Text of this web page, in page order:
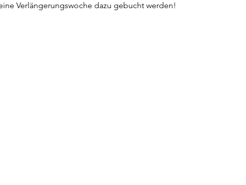
Verlängerungswoche dazu gebucht werden!